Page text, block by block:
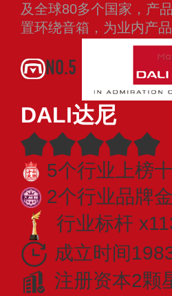
及全球80多个国家，产
置环绕音箱，为业内产
NO.5
DALI达尼
5个行业上榜
2个行业品牌
行业标杆
成立时间
注册资本2颗